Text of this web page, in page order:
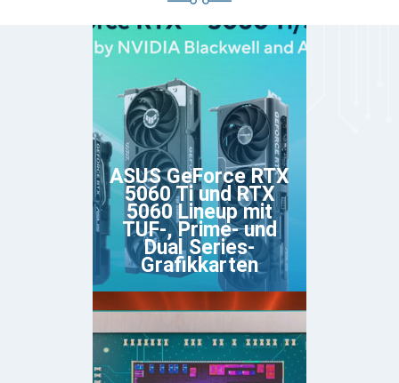
ASUS GeForce RTX
5060 Ti und RTX
5060 Lineup mit
TUF-, Prime- und
Dual Series-
Grafikkarten